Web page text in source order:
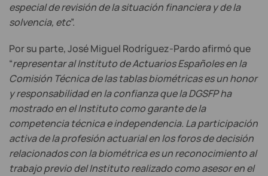
especial de revisión de la situación financiera y de la
solvencia, etc”.
Por su parte, José Miguel Rodríguez-Pardo afirmó que
“representar al Instituto de Actuarios Españoles en la
Comisión Técnica de las tablas biométricas es un honor
y responsabilidad en la confianza que la DGSFP ha
mostrado en el Instituto como garante de la
competencia técnica e independencia. La participación
activa de la profesión actuarial en los foros de decisión
relacionados con la biométrica es un reconocimiento al
trabajo previo del Instituto realizado como asesor en el